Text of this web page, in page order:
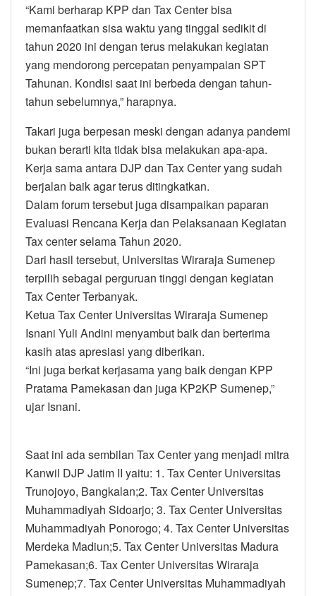
“Kami berharap KPP dan Tax Center bisa
memanfaatkan sisa waktu yang tinggal sedikit di
tahun 2020 ini dengan terus melakukan kegiatan
yang mendorong percepatan penyampaian SPT
Tahunan. Kondisi saat ini berbeda dengan tahun-
tahun sebelumnya,” harapnya.
Takari juga berpesan meski dengan adanya pandemi
bukan berarti kita tidak bisa melakukan apa-apa.
Kerja sama antara DJP dan Tax Center yang sudah
berjalan baik agar terus ditingkatkan.
Dalam forum tersebut juga disampaikan paparan
Evaluasi Rencana Kerja dan Pelaksanaan Kegiatan
Tax center selama Tahun 2020.
Dari hasil tersebut, Universitas Wiraraja Sumenep
terpilih sebagai perguruan tinggi dengan kegiatan
Tax Center Terbanyak.
Ketua Tax Center Universitas Wiraraja Sumenep
Isnani Yuli Andini menyambut baik dan berterima
kasih atas apresiasi yang diberikan.
“Ini juga berkat kerjasama yang baik dengan KPP
Pratama Pamekasan dan juga KP2KP Sumenep,”
ujar Isnani.
Saat ini ada sembilan Tax Center yang menjadi mitra
Kanwil DJP Jatim II yaitu: 1. Tax Center Universitas
Trunojoyo, Bangkalan;2. Tax Center Universitas
Muhammadiyah Sidoarjo; 3. Tax Center Universitas
Muhammadiyah Ponorogo; 4. Tax Center Universitas
Merdeka Madiun;5. Tax Center Universitas Madura
Pamekasan;6. Tax Center Universitas Wiraraja
Sumenep;7. Tax Center Universitas Muhammadiyah